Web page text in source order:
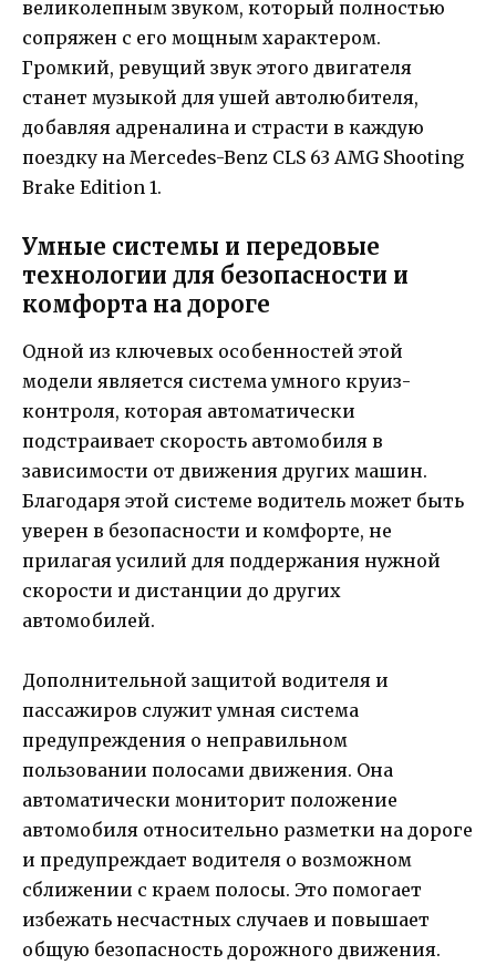
великолепным звуком, который полностью
сопряжен с его мощным характером.
Громкий, ревущий звук этого двигателя
станет музыкой для ушей автолюбителя,
добавляя адреналина и страсти в каждую
поездку на Mercedes-Benz CLS 63 AMG Shooting
Brake Edition 1.
Умные системы и передовые
технологии для безопасности и
комфорта на дороге
Одной из ключевых особенностей этой
модели является система умного круиз-
контроля, которая автоматически
подстраивает скорость автомобиля в
зависимости от движения других машин.
Благодаря этой системе водитель может быть
уверен в безопасности и комфорте, не
прилагая усилий для поддержания нужной
скорости и дистанции до других
автомобилей.
Дополнительной защитой водителя и
пассажиров служит умная система
предупреждения о неправильном
пользовании полосами движения. Она
автоматически мониторит положение
автомобиля относительно разметки на дороге
и предупреждает водителя о возможном
сближении с краем полосы. Это помогает
избежать несчастных случаев и повышает
общую безопасность дорожного движения.